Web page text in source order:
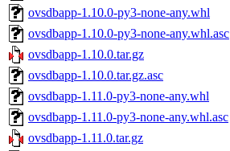
ovsdbapp-1.10.0-py3-none-any.whl
ovsdbapp-1.10.0-py3-none-any.whl.asc
ovsdbapp-1.10.0.tar.gz
ovsdbapp-1.10.0.tar.gz.asc
ovsdbapp-1.11.0-py3-none-any.whl
ovsdbapp-1.11.0-py3-none-any.whl.asc
ovsdbapp-1.11.0.tar.gz